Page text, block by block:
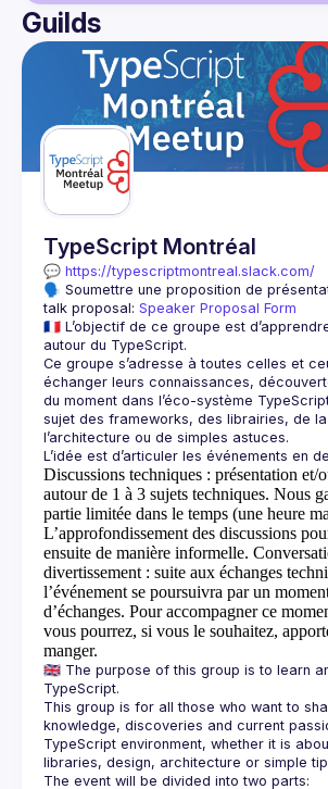
User
Events
Guilds
Guilds
TypeScript Montréal
💬 https://typescriptmontreal.slack.com/
🗣️ Soumettre une proposition de
talk proposal: Speaker Proposal Form
🇫🇷 L’objectif de ce groupe est
Ce groupe s’adresse à toutes celles et
échanger leurs connaissances,
du moment dans l’éco-système
sujet des frameworks, des librairies, de
Discussions techniques : présentation et/
autour de 1 à 3 sujets techniques. Nous
partie limitée dans le temps (une heure
L’approfondissement des discussions
ensuite de manière informelle.
divertissement : suite aux échanges
l’événement se poursuivra par un
d’échanges. Pour accompagner ce
vous pourrez, si vous le souhaitez,
manger.
🇬🇧 The purpose of this group is to learn
This group is for all those who want to
knowledge, discoveries and current
TypeScript environment, whether it is